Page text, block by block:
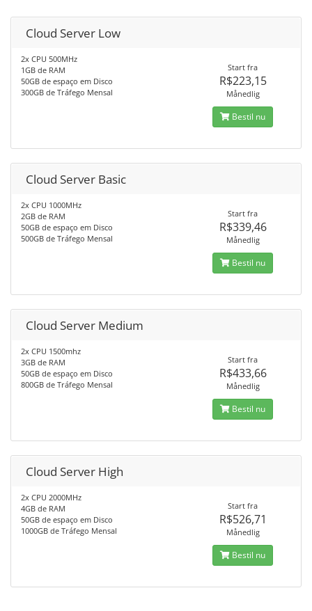
Cloud Server Low
2x CPU 500MHz
1GB de RAM
50GB de espaço em Disco
300GB de Tráfego Mensal
Start fra
R$223,15
Månedlig
Bestil nu
Cloud Server Basic
2x CPU 1000MHz
2GB de RAM
50GB de espaço em Disco
500GB de Tráfego Mensal
Start fra
R$339,46
Månedlig
Bestil nu
Cloud Server Medium
2x CPU 1500mhz
3GB de RAM
50GB de espaço em Disco
800GB de Tráfego Mensal
Start fra
R$433,66
Månedlig
Bestil nu
Cloud Server High
2x CPU 2000MHz
4GB de RAM
50GB de espaço em Disco
1000GB de Tráfego Mensal
Start fra
R$526,71
Månedlig
Bestil nu